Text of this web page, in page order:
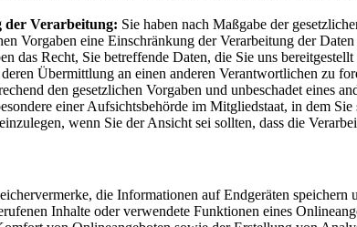
der Verarbeitung: Sie haben nach Maßgabe der
Vorgaben eine Einschränkung der Verarbeitung der
das Recht, Sie betreffende Daten, die Sie uns
Übermittlung an einen anderen Verantwortlichen zu
den gesetzlichen Vorgaben und unbeschadet eines
einer Aufsichtsbehörde im Mitgliedstaat, in dem
wenn Sie der Ansicht sei sollten, dass die
die Informationen auf Endgeräten
Inhalte oder verwendete Funktionen eines